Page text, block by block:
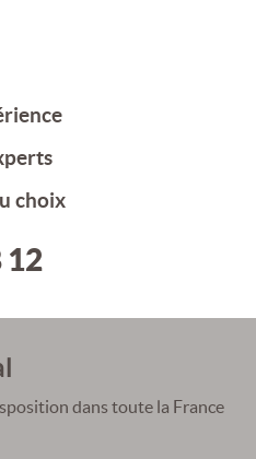
choix
12
dans toute la France